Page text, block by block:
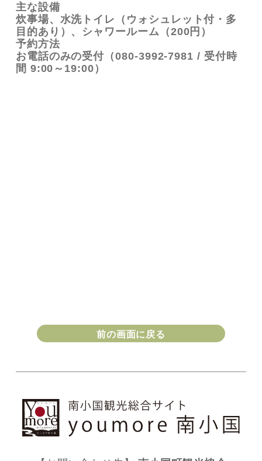
主な設備
炊事場、水洗トイレ（ウォシュレット付・多
目的あり）、シャワールーム（200円）
予約方法
お電話のみの受付（080-3992-7981 / 受付時
間 9:00～19:00）
前の画面に戻る